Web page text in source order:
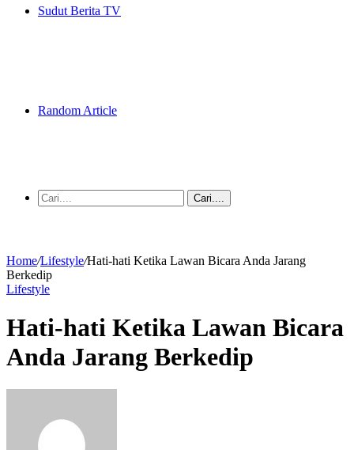
Sudut Berita TV
Random Article
Cari....
Home/Lifestyle/Hati-hati Ketika Lawan Bicara Anda Jarang
Berkedip
Lifestyle
Hati-hati Ketika Lawan Bicara
Anda Jarang Berkedip